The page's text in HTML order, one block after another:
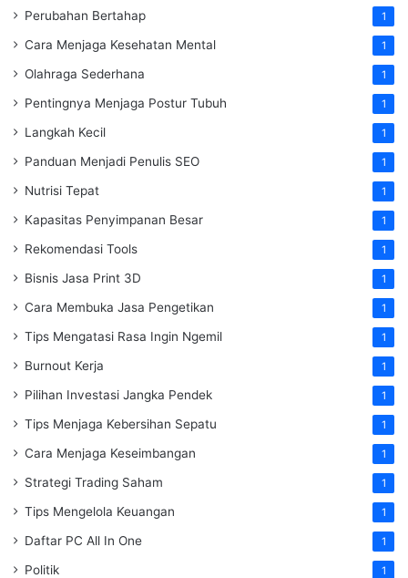
Perubahan Bertahap 1
Cara Menjaga Kesehatan Mental 1
Olahraga Sederhana 1
Pentingnya Menjaga Postur Tubuh 1
Langkah Kecil 1
Panduan Menjadi Penulis SEO 1
Nutrisi Tepat 1
Kapasitas Penyimpanan Besar 1
Rekomendasi Tools 1
Bisnis Jasa Print 3D 1
Cara Membuka Jasa Pengetikan 1
Tips Mengatasi Rasa Ingin Ngemil 1
Burnout Kerja 1
Pilihan Investasi Jangka Pendek 1
Tips Menjaga Kebersihan Sepatu 1
Cara Menjaga Keseimbangan 1
Strategi Trading Saham 1
Tips Mengelola Keuangan 1
Daftar PC All In One 1
Politik 1